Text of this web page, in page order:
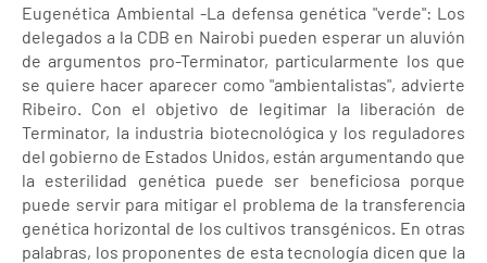
Eugenética Ambiental -La defensa genética "verde": Los
delegados a la CDB en Nairobi pueden esperar un aluvión
de argumentos pro-Terminator, particularmente los que
se quiere hacer aparecer como "ambientalistas", advierte
Ribeiro. Con el objetivo de legitimar la liberación de
Terminator, la industria biotecnológica y los reguladores
del gobierno de Estados Unidos, están argumentando que
la esterilidad genética puede ser beneficiosa porque
puede servir para mitigar el problema de la transferencia
genética horizontal de los cultivos transgénicos. En otras
palabras, los proponentes de esta tecnología dicen que la